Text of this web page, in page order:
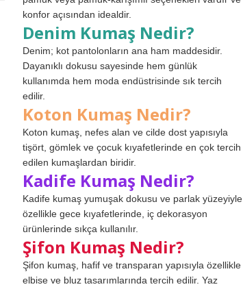
konfor açısından idealdir.
Denim Kumaş Nedir?
Denim; kot pantolonların ana ham maddesidir.
Dayanıklı dokusu sayesinde hem günlük
kullanımda hem moda endüstrisinde sık tercih
edilir.
Koton Kumaş Nedir?
Koton kumaş, nefes alan ve cilde dost yapısıyla
tişört, gömlek ve çocuk kıyafetlerinde en çok tercih
edilen kumaşlardan biridir.
Kadife Kumaş Nedir?
Kadife kumaş yumuşak dokusu ve parlak yüzeyiyle
özellikle gece kıyafetlerinde, iç dekorasyon
ürünlerinde sıkça kullanılır.
Şifon Kumaş Nedir?
Şifon kumaş, hafif ve transparan yapısıyla özellikle
elbise ve bluz tasarımlarında tercih edilir. Yaz